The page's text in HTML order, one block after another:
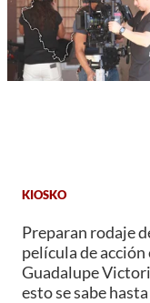
KIOSKO
Preparan rodaje
película de acción
Guadalupe
esto se sabe